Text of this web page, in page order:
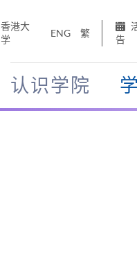
香港大
学
ENG 繁
告
认识学院